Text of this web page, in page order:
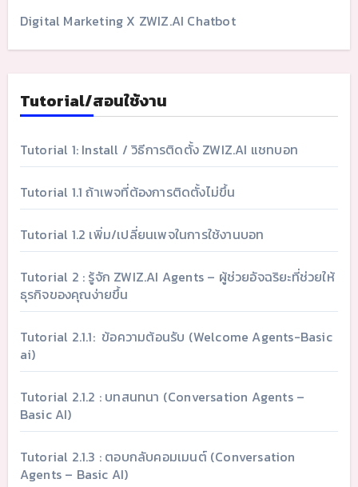
Digital Marketing X ZWIZ.AI Chatbot
Tutorial/สอนใช้งาน
Tutorial 1: Install / วิธีการติดตั้ง ZWIZ.AI แชทบอท
Tutorial 1.1 ถ้าเพจที่ต้องการติดตั้งไม่ขึ้น
Tutorial 1.2 เพิ่ม/เปลี่ยนเพจในการใช้งานบอท
Tutorial 2 : รู้จัก ZWIZ.AI Agents – ผู้ช่วยอัจฉริยะที่ช่วยให้
ธุรกิจของคุณง่ายขึ้น
Tutorial 2.1.1: ข้อความต้อนรับ (Welcome Agents-Basic
ai)
Tutorial 2.1.2 : บทสนทนา (Conversation Agents –
Basic AI)
Tutorial 2.1.3 : ตอบกลับคอมเมนต์ (Conversation
Agents – Basic AI)